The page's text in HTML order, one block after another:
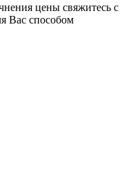
цены свяжитесь с
Вас способом